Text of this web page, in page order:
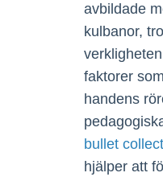
avbildade
kulbanor,
faktorer
handens
bullet
hjälper att